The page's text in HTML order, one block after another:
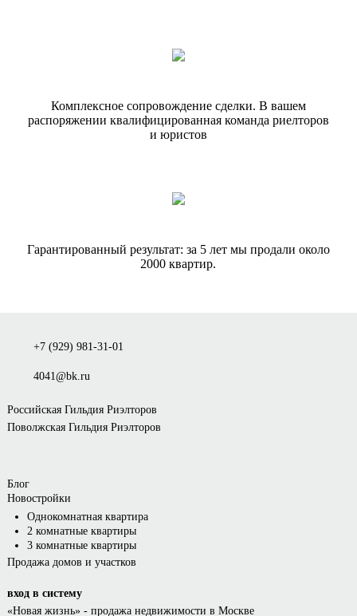
Комплексное сопровождение сделки. В вашем
распоряжении квалифицированная команда риелторов
и юристов
Гарантированный результат: за 5 лет мы продали около
2000 квартир.
+7 (929) 981-31-01
4041@bk.ru
Российская Гильдия Риэлторов
Поволжская Гильдия Риэлторов
Блог
Новостройки
Однокомнатная квартира
2 комнатные квартиры
3 комнатные квартиры
Продажа домов и участков
вход в систему
«Новая жизнь»- продажа недвижимости в Москве